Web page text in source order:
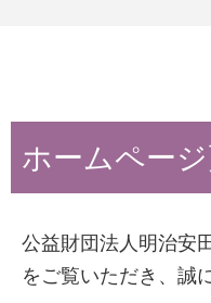
ホームペー
公益財団法人明治安
をご覧いただき、誠